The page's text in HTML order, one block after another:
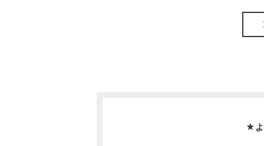
★よ